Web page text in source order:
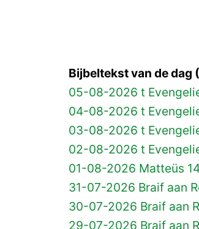
Bijbeltekst van de dag
05-08-2026 t
04-08-2026 t
03-08-2026 t
02-08-2026 t
01-08-2026 Matteüs
31-07-2026 Braif aan
30-07-2026 Braif aan
29-07-2026 Braif aan